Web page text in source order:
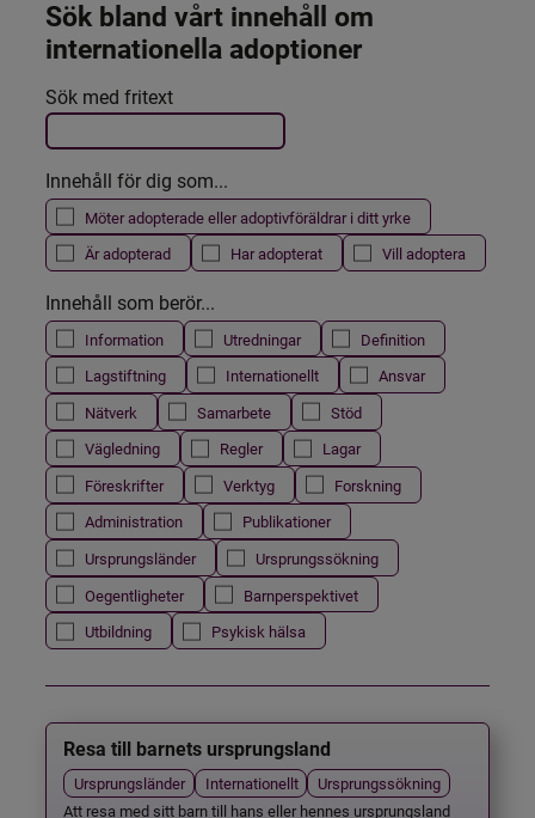
Sök bland vårt innehåll om
internationella adoptioner
Filtrera resultatet
Det här formuläret postas automatiskt
Sök med fritext
Innehåll för dig som...
Möter adopterade eller adoptivföräldrar i ditt yrke
Är adopterad
Har adopterat Vill adoptera
Innehåll som berör...
Information Utredningar
Definition
Lagstiftning
Internationellt
Ansvar
Nätverk
Samarbete
Stöd
Vägledning
Regler
Lagar
Föreskrifter
Verktyg
Forskning
Administration
Publikationer
Ursprungsländer
Ursprungssökning
Oegentligheter
Barnperspektivet
Utbildning
Psykisk hälsa
Resa till barnets ursprungsland
Ursprungsländer Internationellt
Ursprungssökning
Att resa med sitt barn till hans eller hennes ursprungsland